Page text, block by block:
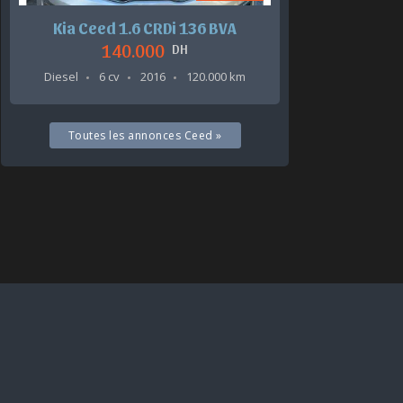
Kia Ceed 1.6 CRDi 136 BVA
140.000 DH
Diesel
6 cv 2016 120.000 km
Toutes les annonces Ceed »